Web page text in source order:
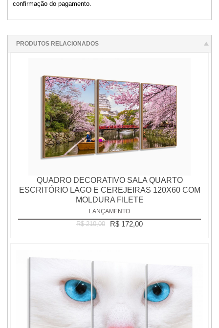
confirmação do pagamento.
PRODUTOS RELACIONADOS
QUADRO DECORATIVO SALA QUARTO
ESCRITÓRIO LAGO E CEREJEIRAS 120X60 COM
MOLDURA FILETE
LANÇAMENTO
R$ 210,00 R$ 172,00